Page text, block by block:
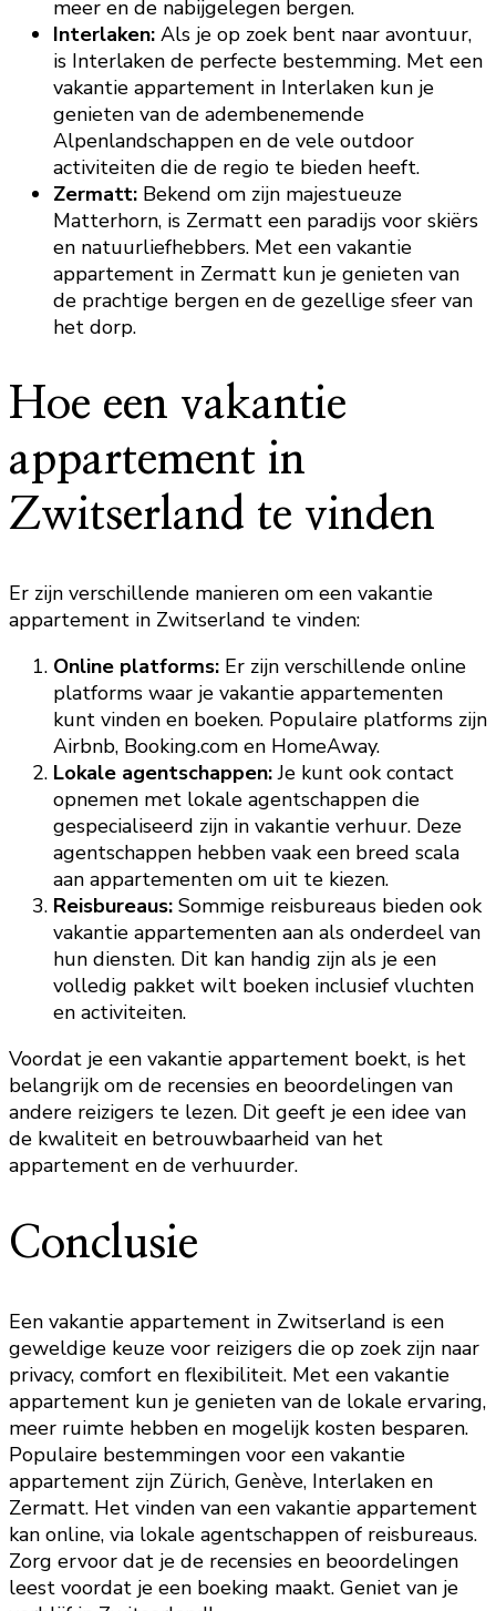
meer en de nabijgelegen bergen.
Interlaken: Als je op zoek bent naar avontuur,
is Interlaken de perfecte bestemming. Met een
vakantie appartement in Interlaken kun je
genieten van de adembenemende
Alpenlandschappen en de vele outdoor
activiteiten die de regio te bieden heeft.
Zermatt: Bekend om zijn majestueuze
Matterhorn, is Zermatt een paradijs voor skiërs
en natuurliefhebbers. Met een vakantie
appartement in Zermatt kun je genieten van
de prachtige bergen en de gezellige sfeer van
het dorp.
Hoe een vakantie
appartement in
Zwitserland te vinden
Er zijn verschillende manieren om een vakantie
appartement in Zwitserland te vinden:
Online platforms: Er zijn verschillende online
platforms waar je vakantie appartementen
kunt vinden en boeken. Populaire platforms zijn
Airbnb, Booking.com en HomeAway.
Lokale agentschappen:Je kunt ook contact
opnemen met lokale agentschappen die
gespecialiseerd zijn in vakantie verhuur. Deze
agentschappen hebben vaak een breed scala
aan appartementen om uit te kiezen.
Reisbureaus: Sommige reisbureaus bieden ook
vakantie appartementen aan als onderdeel van
hun diensten. Dit kan handig zijn als je een
volledig pakket wilt boeken inclusief vluchten
en activiteiten.
Voordat je een vakantie appartement boekt, is het
belangrijk om de recensies en beoordelingen van
andere reizigers te lezen. Dit geeft je een idee van
de kwaliteit en betrouwbaarheid van het
appartement en de verhuurder.
Conclusie
Een vakantie appartement in Zwitserland is een
geweldige keuze voor reizigers die op zoek zijn naar
privacy, comfort en flexibiliteit. Met een vakantie
appartement kun je genieten van de lokale ervaring,
meer ruimte hebben en mogelijk kosten besparen.
Populaire bestemmingen voor een vakantie
appartement zijn Zürich, Genève, Interlaken en
Zermatt. Het vinden van een vakantie appartement
kan online, via lokale agentschappen of reisbureaus.
Zorg ervoor dat je de recensies en beoordelingen
leest voordat je een boeking maakt. Geniet van je